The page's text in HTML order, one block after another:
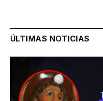
ÚLTIMAS NOTICIAS